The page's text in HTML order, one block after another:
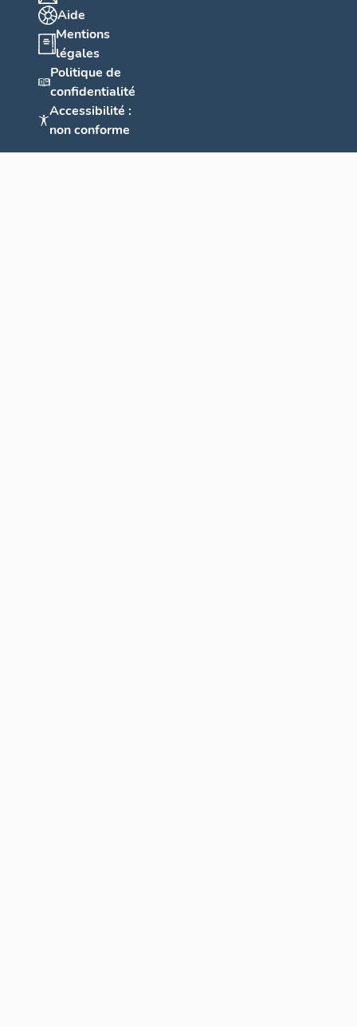
Aide
Mentions
légales
Politique de
confidentialité
Accessibilité :
non conforme